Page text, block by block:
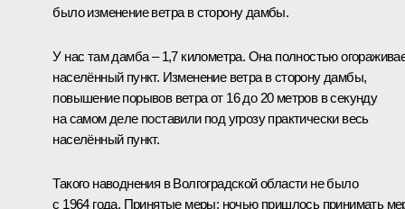
было изменение ветра в сторону дамбы.
У нас там дамба – 1,7 километра. Она полностью
населённый пункт. Изменение ветра в сторону дамбы,
повышение порывов ветра от 16 до 20 метров в секунду
на самом деле поставили под угрозу практически весь
населённый пункт.
Такого наводнения в Волгоградской области не было
с 1964 года. Принятые меры: ночью пришлось принимать